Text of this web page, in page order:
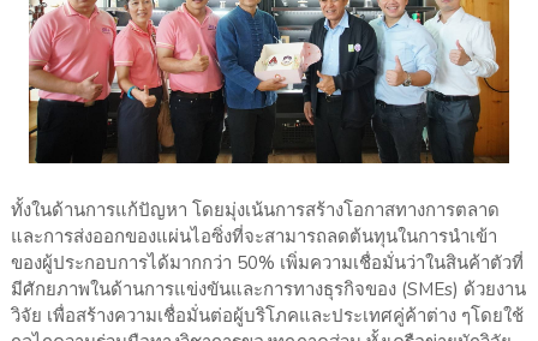
ทั้งในด้านการแก้ปัญหา โดยมุ่งเน้นการสร้างโอกาสทางการตลาด
และการส่งออกของแผ่นไอซิ่งที่จะสามารถลดต้นทุนในการนำเข้า
ของผู้ประกอบการได้มากกว่า 50% เพิ่มความเชื่อมั่นว่าในสินค้าตัวที่
มีศักยภาพในด้านการแข่งขันและการทางธุรกิจของ (SMEs) ด้วยงาน
วิจัย เพื่อสร้างความเชื่อมั่นต่อผู้บริโภคและประเทศคู่ค้าต่าง ๆโดยใช้